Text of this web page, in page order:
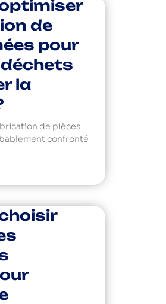
de
pour
la
de pièces
confronté